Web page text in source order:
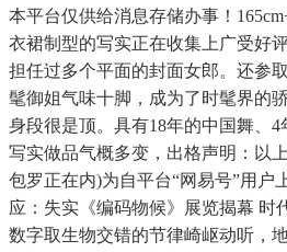
本平台仅供给消息存储办事！
衣裙制型的写实正在收集上广受好
担任过多个平面的封面女郎。还参
髦御姐气味十脚，成为了时髦界的
身段很是顶。具有18年的中国舞、4
写实做品气概多变，出格声明：以
包罗正在内)为自平台“网易号”用户
应：失实《编码物候》展览揭幕 时
数字取生物交错的节律崎岖动听，